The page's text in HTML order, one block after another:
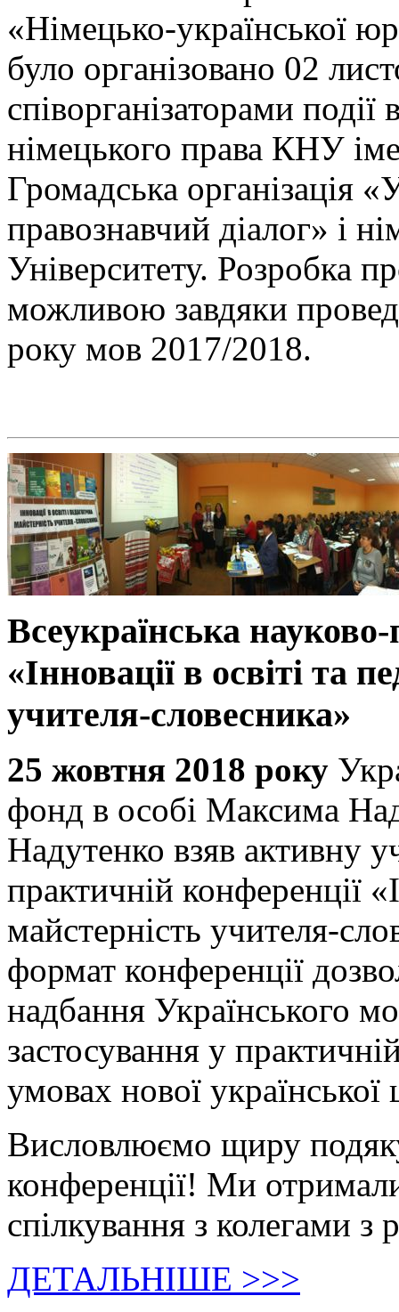
«Німецько-української
було організовано 02
співорганізаторами
німецького права КНУ
Громадська організація
правознавчий діалог» і
Університету. Розробка
можливою завдяки
року мов 2017/2018.
Всеукраїнська
«Інновації в освіті та
учителя-словесника»
25 жовтня 2018 року
фонд в особі Максима
Надутенко взяв активну
практичній конференції
майстерність учителя-
формат конференції
надбання Українського
застосування у
умовах нової
Висловлюємо щиру
конференції! Ми
спілкування з колегами з
ДЕТАЛЬНІШЕ >>>